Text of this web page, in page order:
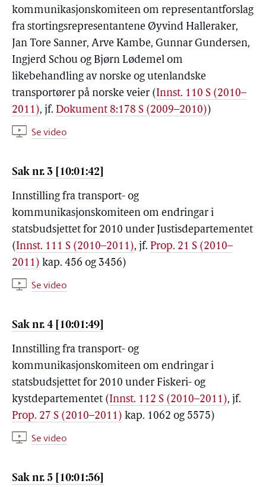
kommunikasjonskomiteen om representantforslag
fra stortingsrepresentantene Øyvind Halleraker,
Jan Tore Sanner, Arve Kambe, Gunnar Gundersen,
Ingjerd Schou og Bjørn Lødemel om
likebehandling av norske og utenlandske
transportører på norske veier (Innst. 110 S (2010–
2011), jf. Dokument 8:178 S (2009–2010))
Se video
Sak nr. 3 [10:01:42]
Innstilling fra transport- og
kommunikasjonskomiteen om endringar i
statsbudsjettet for 2010 under Justisdepartementet
(Innst. 111 S (2010–2011), jf. Prop. 21 S (2010–
2011) kap. 456 og 3456)
Se video
Sak nr. 4 [10:01:49]
Innstilling fra transport- og
kommunikasjonskomiteen om endringar i
statsbudsjettet for 2010 under Fiskeri- og
kystdepartementet (Innst. 112 S (2010–2011), jf.
Prop. 27 S (2010–2011) kap. 1062 og 5575)
Se video
Sak nr. 5 [10:01:56]